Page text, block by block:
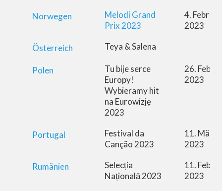
Norwegen
Melodi Grand
Prix 2023
4. Februar
2023
Österreich Teya & Salena
Polen
Tu bije serce
Europy!
Wybieramy hit
na Eurowizję
2023
26.
2023
Portugal
Festival da
Canção 2023
11. März
2023
Rumänien
Selecția
Națională 2023
11.
2023